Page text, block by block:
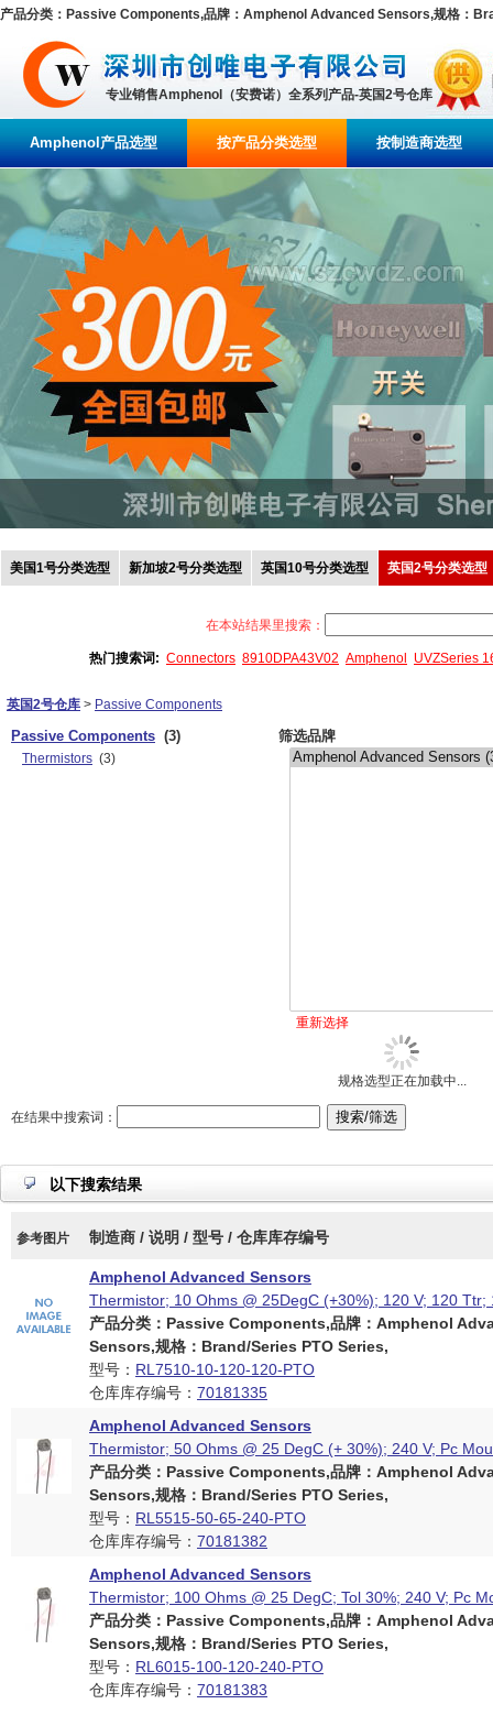
产品分类：Passive Components,品牌：Amphenol Advanced Sensors,规格：
专业销售Amphenol（安费诺）全系列产品-英国2号仓库
Amphenol产品选型 按产品分类选型 按制造商选型
美国1号分类选型 新加坡2号分类选型 英国10号分类选型 英国2号分类选型
在本站结果里搜索：
热门搜索词: Connectors 8910DPA43V02 Amphenol UVZSeries
英国2号仓库 > Passive Components
Passive Components (3)
Thermistors (3)
筛选品牌
重新选择
规格选型正在加载中...
在结果中搜索词：
以下搜索结果
参考图片 制造商 / 说明 / 型号 / 仓库库存编号
Amphenol Advanced Sensors
Thermistor; 10 Ohms @ 25DegC (+30%); 120 V; 120 Ttr;
产品分类：Passive Components,品牌：Amphenol
Sensors,规格：Brand/Series PTO Series,
型号： RL7510-10-120-120-PTO
仓库库存编号： 70181335
Amphenol Advanced Sensors
Thermistor; 50 Ohms @ 25 DegC (+ 30%); 240 V; Pc
产品分类：Passive Components,品牌：Amphenol
Sensors,规格：Brand/Series PTO Series,
型号： RL5515-50-65-240-PTO
仓库库存编号： 70181382
Amphenol Advanced Sensors
Thermistor; 100 Ohms @ 25 DegC; Tol 30%; 240 V; Pc
产品分类：Passive Components,品牌：Amphenol
Sensors,规格：Brand/Series PTO Series,
型号： RL6015-100-120-240-PTO
仓库库存编号： 70181383